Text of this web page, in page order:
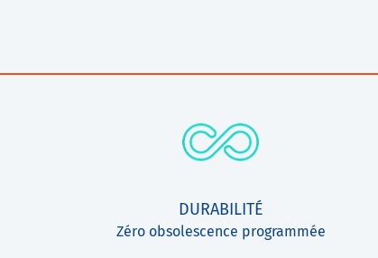
DURABILITÉ
Zéro obsolescence programmée